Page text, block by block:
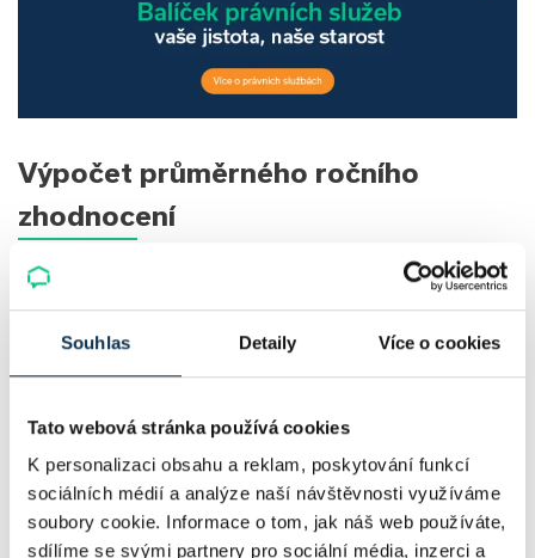
Souhlas Detaily Více o cookies
Tato webová stránka používá cookies
K personalizaci obsahu a reklam, poskytování funkcí
sociálních médií a analýze naší návštěvnosti využíváme
soubory cookie. Informace o tom, jak náš web používáte,
sdílíme se svými partnery pro sociální média, inzerci a
Výpočet průměrného ročního
zhodnocení
Abychom zjistili, jak se původních pět milionů v průměru
zhodnocovalo každý rok, použijeme vzorec složeného
úročení:
Vložená investice: 5 000 000 Kč
Výnos z nájmu: 5 000 000 Kč
Prodejní cena bytu: 9 416 637 Kč (při 3% růstu)